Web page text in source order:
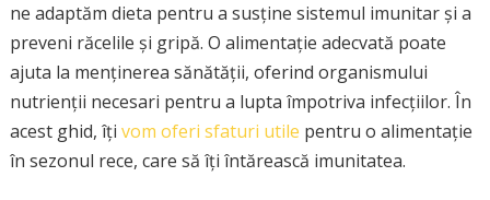
ne adaptăm dieta pentru a susține sistemul imunitar și a
preveni răcelile și gripă. O alimentație adecvată poate
ajuta la menținerea sănătății, oferind organismului
nutrienții necesari pentru a lupta împotriva infecțiilor. În
acest ghid, îți vom oferi sfaturi utile pentru o alimentație
în sezonul rece, care să îți întărească imunitatea.